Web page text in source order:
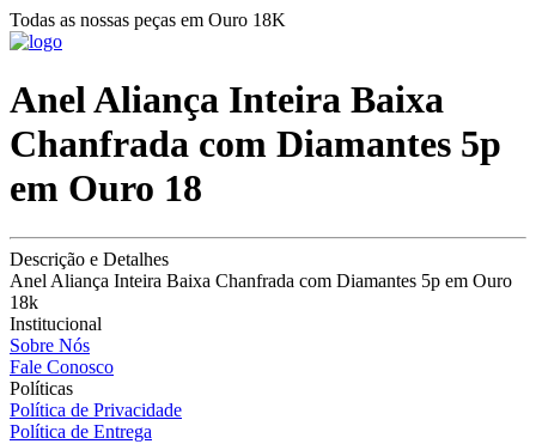
Todas as nossas peças em Ouro 18K
Anel Aliança Inteira Baixa
Chanfrada com Diamantes 5p
em Ouro 18
Descrição e Detalhes
Anel Aliança Inteira Baixa Chanfrada com Diamantes 5p em Ouro
18k
Institucional
Sobre Nós
Fale Conosco
Políticas
Política de Privacidade
Política de Entrega